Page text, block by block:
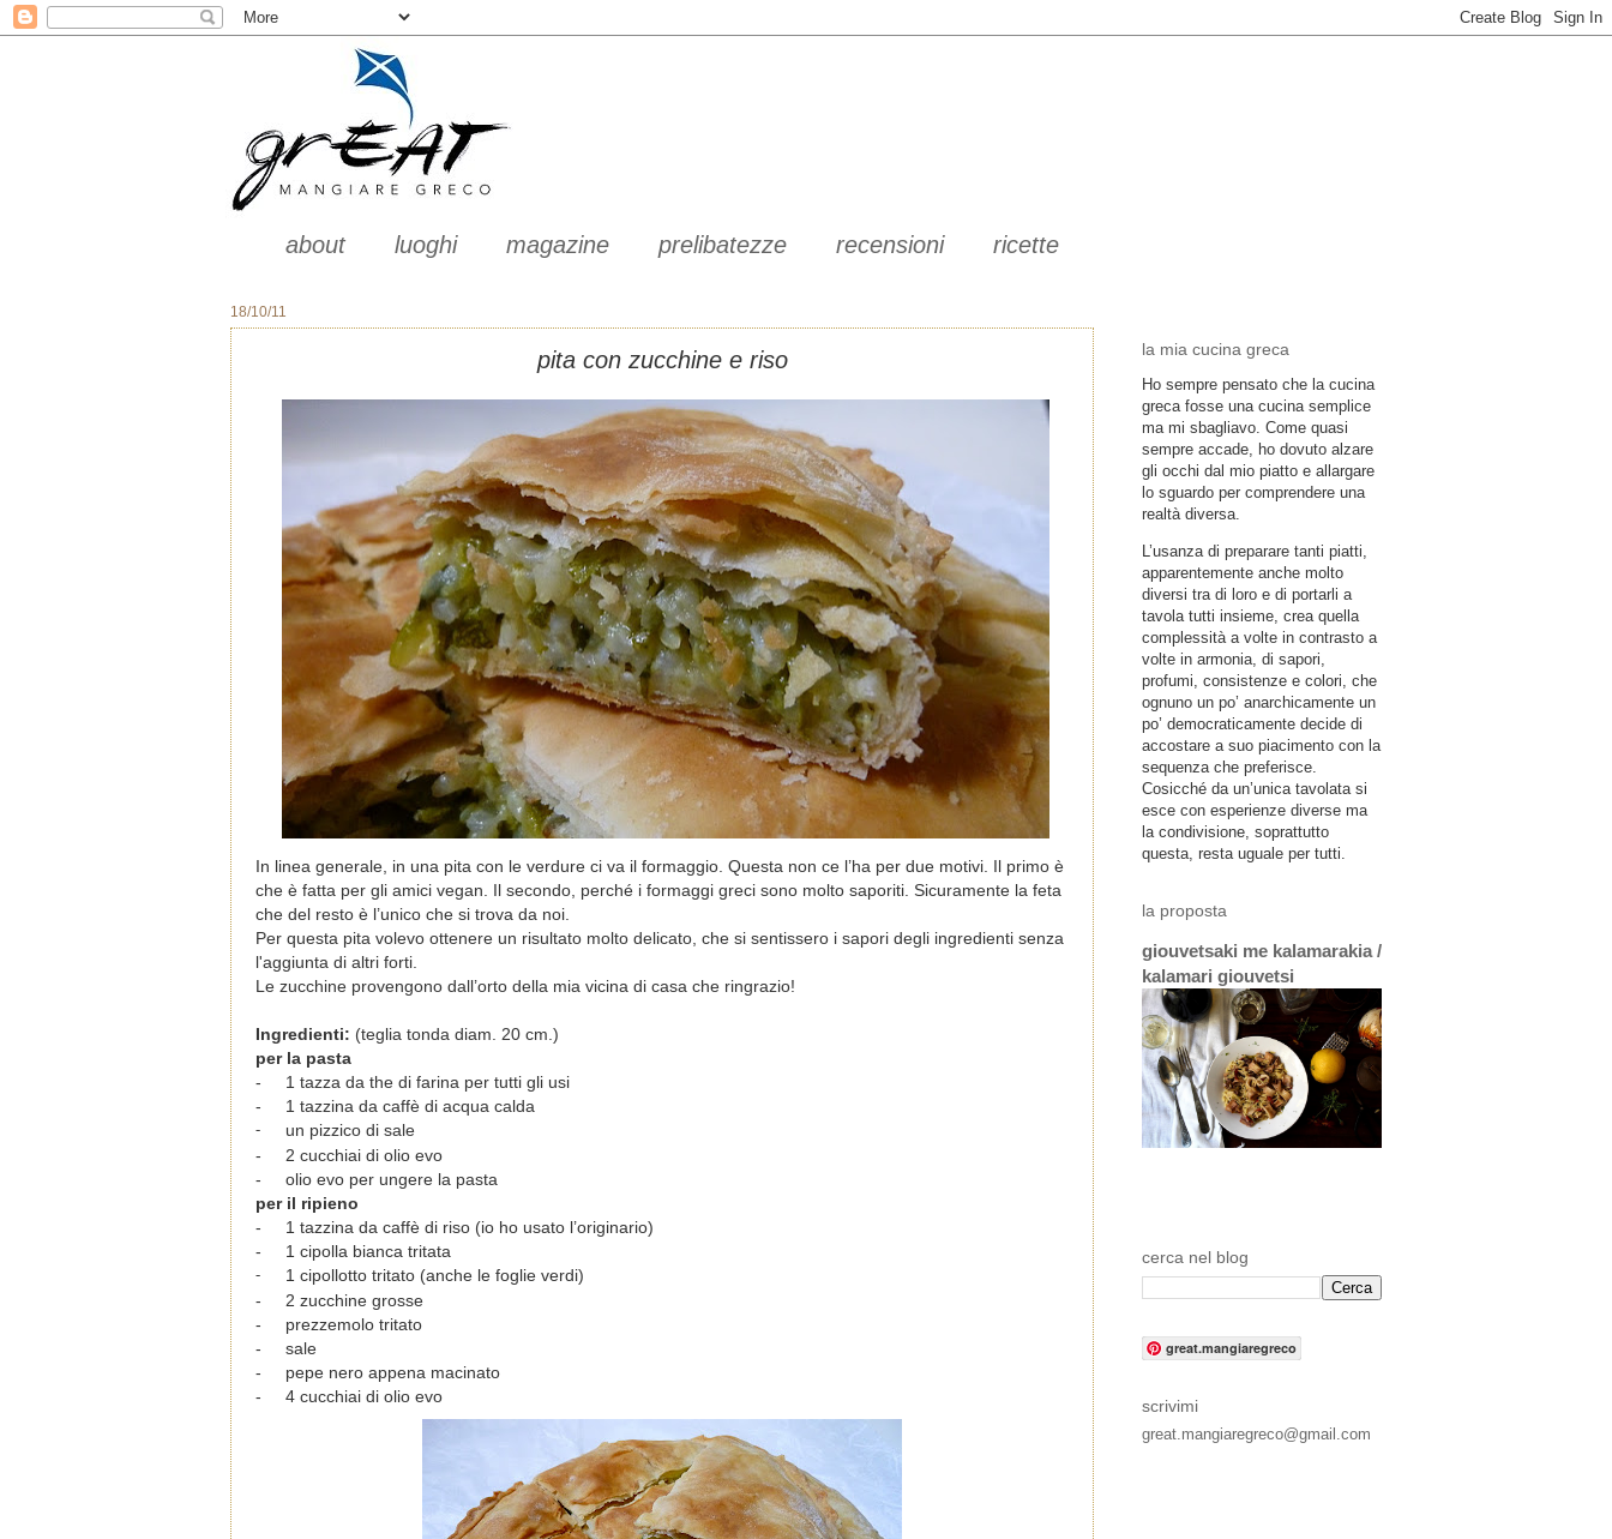
about luoghi magazine prelibatezze recensioni ricette
18/10/11
pita con zucchine e riso
In linea generale, in una pita con le verdure ci va il formaggio. Questa non ce l’ha per due motivi. Il primo è
che è fatta per gli amici vegan. Il secondo, perché i formaggi greci sono molto saporiti. Sicuramente la feta
che del resto è l’unico che si trova da noi.
Per questa pita volevo ottenere un risultato molto delicato, che si sentissero i sapori degli ingredienti senza
l'aggiunta di altri forti.
Le zucchine provengono dall’orto della mia vicina di casa che ringrazio!
Ingredienti: (teglia tonda diam. 20 cm.)
per la pasta
-
1 tazza da the di farina per tutti gli usi
-
1 tazzina da caffè di acqua calda
-
un pizzico di sale
- 2 cucchiai di olio evo
-
olio evo per ungere la pasta
per il ripieno
-
1 tazzina da caffè di riso (io ho usato l’originario)
-
1 cipolla bianca tritata
-
1 cipollotto tritato (anche le foglie verdi)
-
2 zucchine grosse
-
prezzemolo tritato
-
sale
-
pepe nero appena macinato
-
4 cucchiai di olio evo
la mia cucina greca
Ho sempre pensato che la cucina
greca fosse una cucina semplice
ma mi sbagliavo. Come quasi
sempre accade, ho dovuto alzare
gli occhi dal mio piatto e allargare
lo sguardo per comprendere una
realtà diversa.
L’usanza di preparare tanti piatti,
apparentemente anche molto
diversi tra di loro e di portarli a
tavola tutti insieme, crea quella
complessità a volte in contrasto a
volte in armonia, di sapori,
profumi, consistenze e colori, che
ognuno un po’ anarchicamente un
po’ democraticamente decide di
accostare a suo piacimento con la
sequenza che preferisce.
Cosicché da un’unica tavolata si
esce con esperienze diverse ma
la condivisione, soprattutto
questa, resta uguale per tutti.
la proposta
giouvetsaki me kalamarakia /
kalamari giouvetsi
cerca nel blog
great.mangiaregreco
scrivimi
great.mangiaregreco@gmail.com